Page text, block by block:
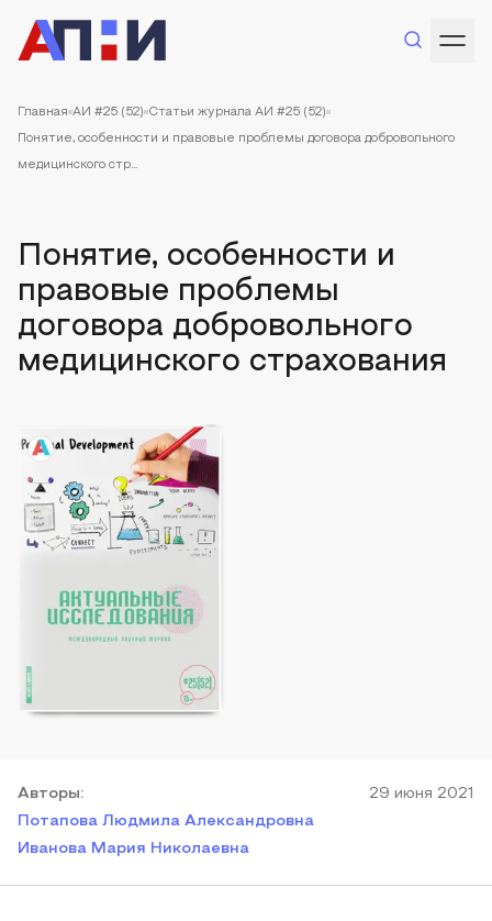
Главная АИ #25 (52) Статьи журнала АИ #25 (52)
Понятие, особенности и правовые проблемы договора добровольного
медицинского стр...
Понятие, особенности и
правовые проблемы
договора добровольного
медицинского страхования
Авторы:
Потапова Людмила Александровна
Иванова Мария Николаевна
29 июня 2021